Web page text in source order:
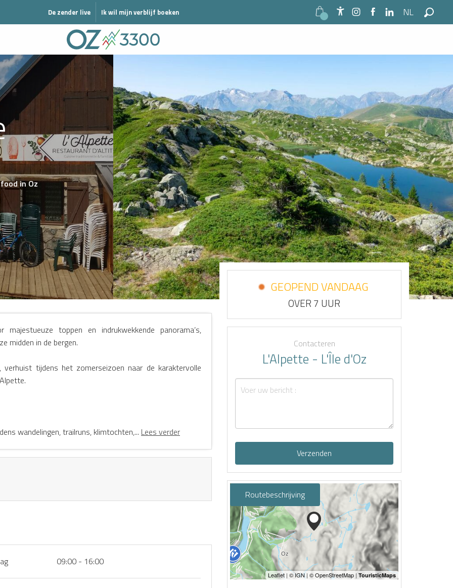
Accessibilité
HIVER De zender live Ik wil mijn verblijf boeken NL
Zoek
Zie foto's (2)
in Oz
toppen en indrukwekkende panorama’s,
midden in de bergen.
verhuist tijdens het zomerseizoen naar de karaktervolle
wandelingen, trailruns, klimtochten,... Lees verder
09:00 - 16:00
GEOPEND VANDAAG
OVER 7 UUR
Contacteren
L'Alpette - L'Île d'Oz
Verzenden
Routebeschrijving